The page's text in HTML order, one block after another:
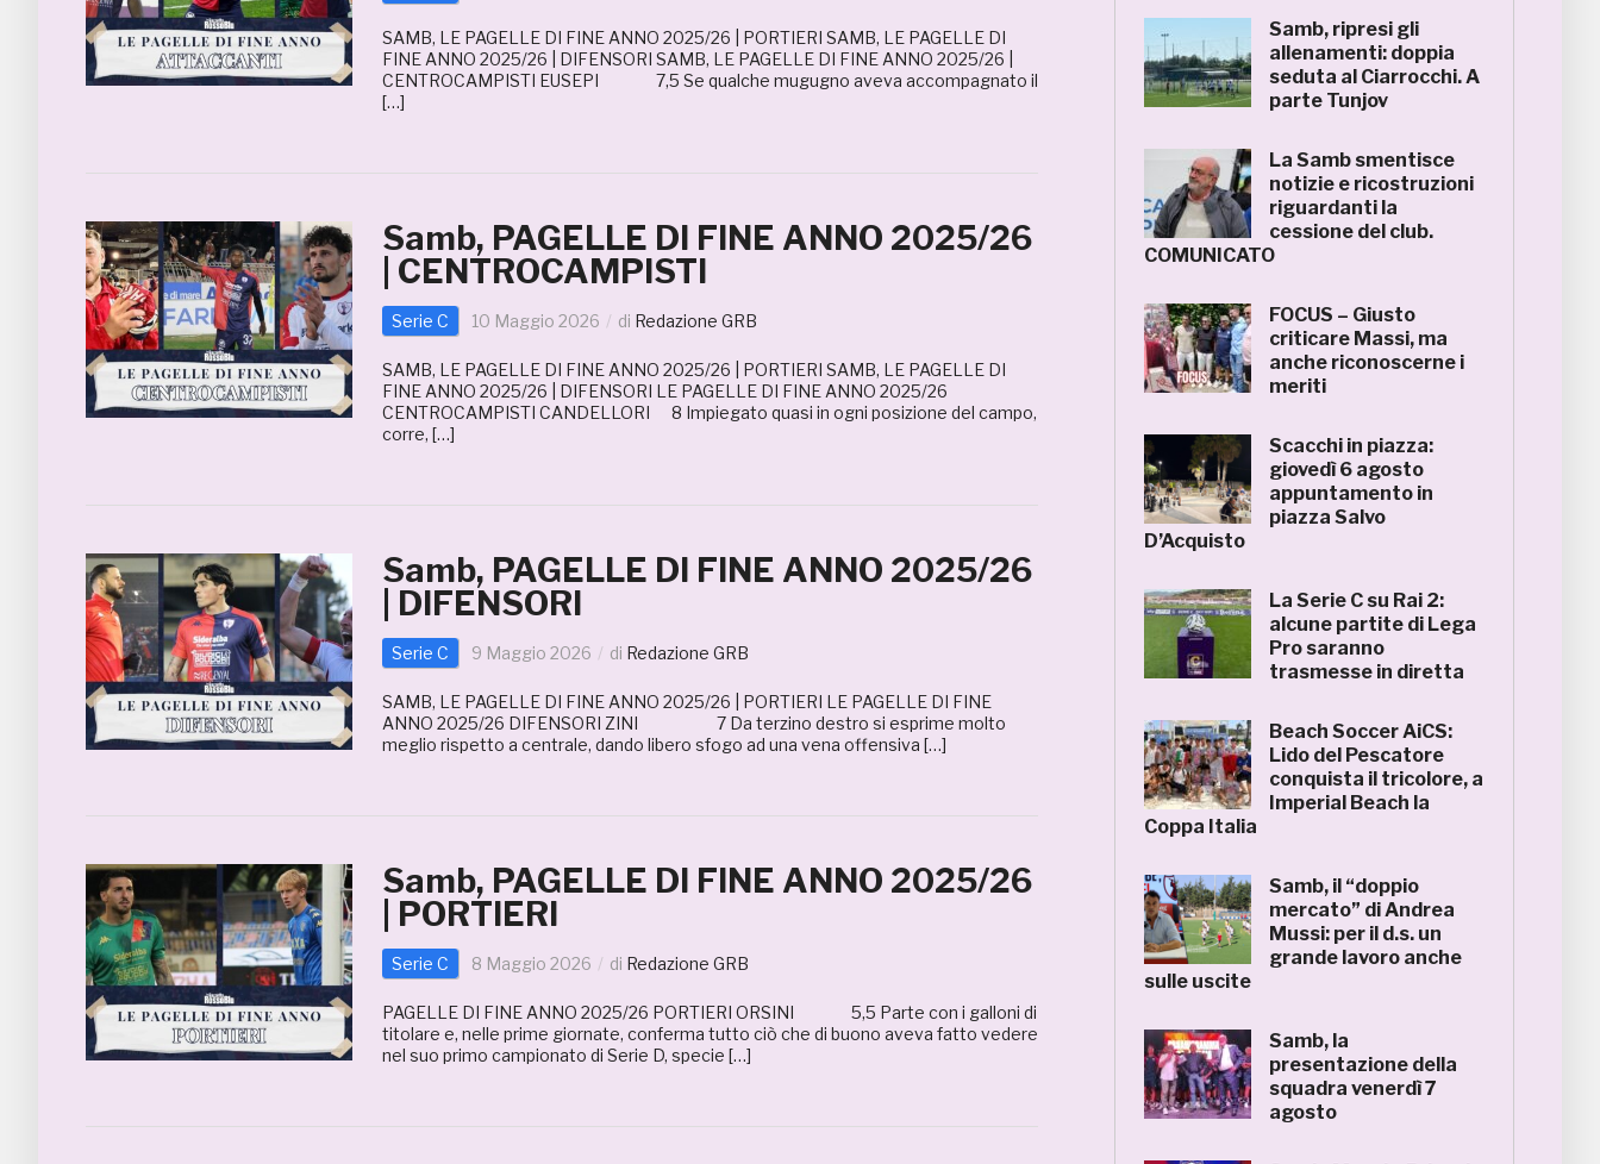
SAMB, LE PAGELLE DI FINE ANNO 2025/26 | PORTIERI SAMB, LE PAGELLE DI
FINE ANNO 2025/26 | DIFENSORI SAMB, LE PAGELLE DI FINE ANNO 2025/26 |
CENTROCAMPISTI EUSEPI 7,5 Se qualche mugugno aveva accompagnato il
[…]
Samb, PAGELLE DI FINE ANNO 2025/26
| CENTROCAMPISTI
Serie C 10 Maggio 2026 di Redazione GRB
SAMB, LE PAGELLE DI FINE ANNO 2025/26 | PORTIERI SAMB, LE PAGELLE DI
FINE ANNO 2025/26 | DIFENSORI LE PAGELLE DI FINE ANNO 2025/26
CENTROCAMPISTI CANDELLORI 8 Impiegato quasi in ogni posizione del campo,
corre, […]
Samb, PAGELLE DI FINE ANNO 2025/26
| DIFENSORI
Serie C 9 Maggio 2026 di Redazione GRB
SAMB, LE PAGELLE DI FINE ANNO 2025/26 | PORTIERI LE PAGELLE DI FINE
ANNO 2025/26 DIFENSORI ZINI 7 Da terzino destro si esprime molto
meglio rispetto a centrale, dando libero sfogo ad una vena offensiva […]
Samb, PAGELLE DI FINE ANNO 2025/26
| PORTIERI
Serie C 8 Maggio 2026 di Redazione GRB
PAGELLE DI FINE ANNO 2025/26 PORTIERI ORSINI 5,5 Parte con i galloni di
titolare e, nelle prime giornate, conferma tutto ciò che di buono aveva fatto vedere
nel suo primo campionato di Serie D, specie […]
Samb, ripresi gli
allenamenti: doppia
seduta al Ciarrocchi. A
parte Tunjov
La Samb smentisce
notizie e ricostruzioni
riguardanti la
cessione del club.
COMUNICATO
FOCUS – Giusto
criticare Massi, ma
anche riconoscerne i
meriti
Scacchi in piazza:
giovedì 6 agosto
appuntamento in
piazza Salvo
D’Acquisto
La Serie C su Rai 2:
alcune partite di Lega
Pro saranno
trasmesse in diretta
Beach Soccer AiCS:
Lido del Pescatore
conquista il tricolore, a
Imperial Beach la
Coppa Italia
Samb, il “doppio
mercato” di Andrea
Mussi: per il d.s. un
grande lavoro anche
sulle uscite
Samb, la
presentazione della
squadra venerdì 7
agosto